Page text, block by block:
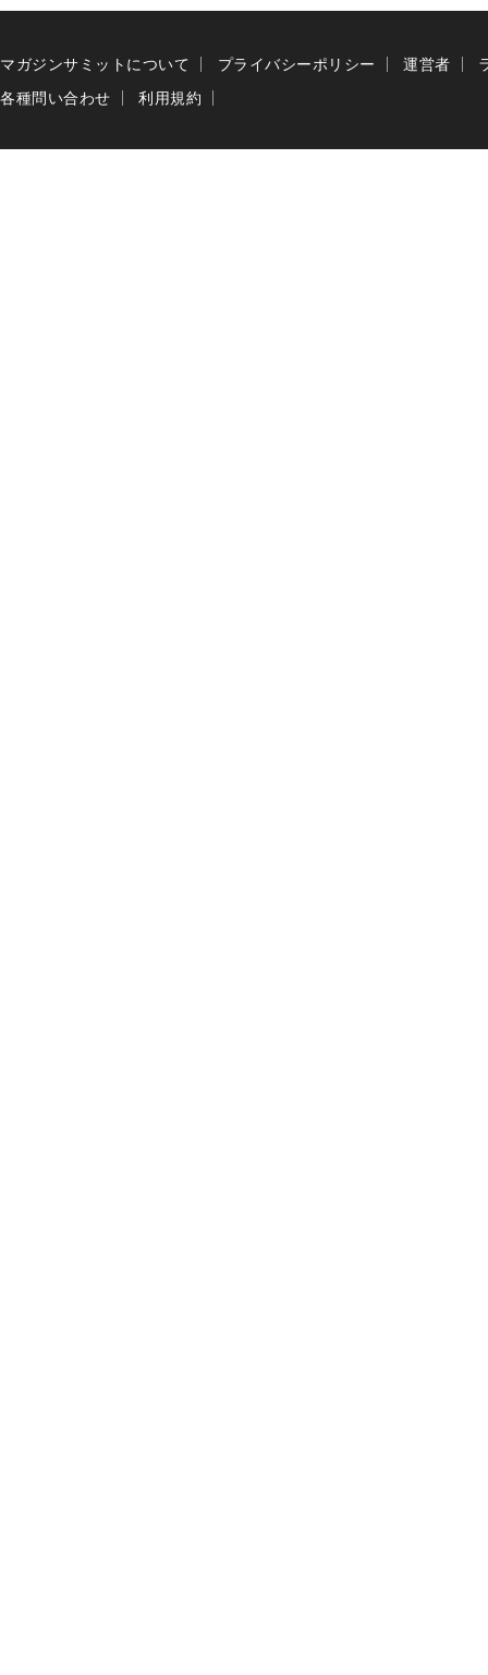
マガジンサミットについて プライバシーポリシー 運営者
各種問い合わせ
利用規約